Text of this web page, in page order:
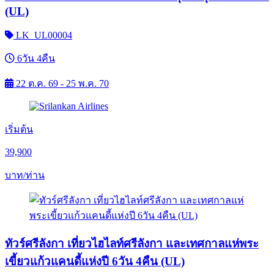
(UL)
LK_UL00004
6วัน 4คืน
22 ต.ค. 69 - 25 พ.ค. 70
เริ่มต้น
39,900
บาท/ท่าน
ทัวร์ศรีลังกา เที่ยวไฮไลท์ศรีลังกา และเทศกาลแห่พระ
เขี้ยวแก้วแคนดี้แห่งปี 6วัน 4คืน (UL)